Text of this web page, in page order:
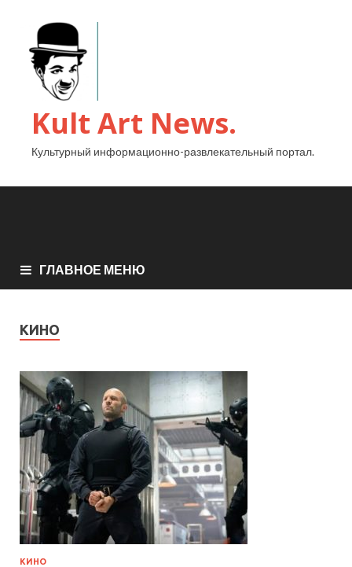
Kult Art News.
Культурный информационно-развлекательный портал.
ГЛАВНОЕ МЕНЮ
КИНО
КИНО